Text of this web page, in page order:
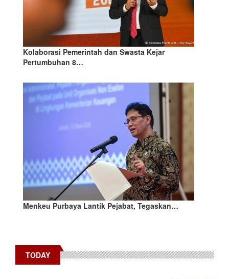
Kolaborasi Pemerintah dan Swasta Kejar
Pertumbuhan 8…
Menkeu Purbaya Lantik Pejabat, Tegaskan…
TODAY